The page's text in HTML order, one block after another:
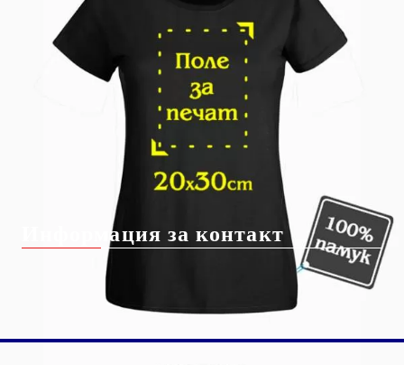
Вход
Чести Въпроси
Shutterstock изображение
безплатно*
Информация за контакт
info@giftbg.com
0884 22 38 56